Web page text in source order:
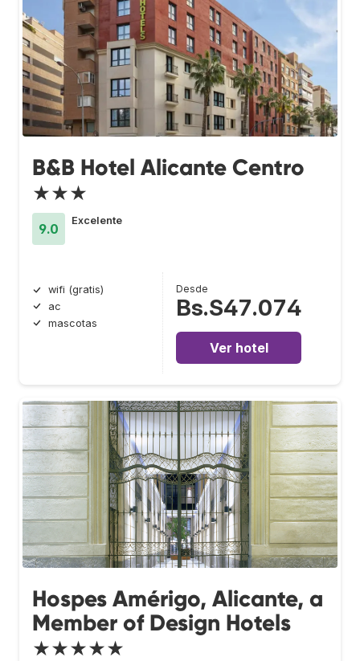
B&B Hotel Alicante Centro
★★★
9.0
Excelente
wifi (gratis)
ac
mascotas
Desde
Bs.S47.074
Ver hotel
Hospes Amérigo, Alicante, a
Member of Design Hotels
★★★★★